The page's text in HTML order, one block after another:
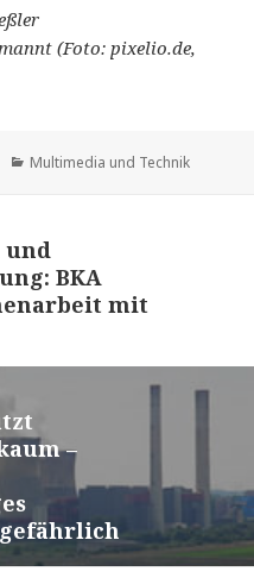
(Foto: pixelio.de,
Kategorien
Multimedia und Technik
und
BKA
mit
–